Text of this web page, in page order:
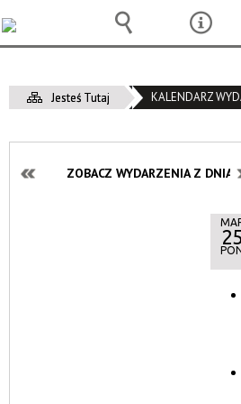
Jesteś Tutaj KALENDARZ
ZOBACZ WYDARZENIA Z DNIA: